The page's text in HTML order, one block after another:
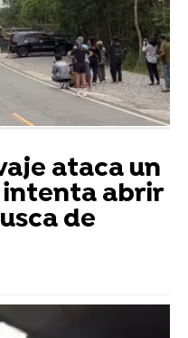
ataca un
abrir
de